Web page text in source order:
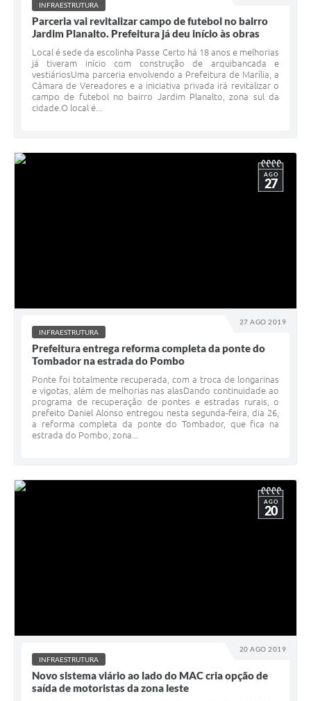
INFRAESTRUTURA
Parceria vai revitalizar campo de futebol no bairro
Jardim Planalto. Prefeitura já deu início às obras
Local é sede da escolinha Passe Certo há 18 anos e melhorias
já tiveram início com construção de arquibancada e
vestiáriosUma parceria envolvendo a Prefeitura de Marília, a
Câmara de Vereadores e a iniciativa privada irá revitalizar o
campo de futebol no bairro Jardim Planalto, zona sul da
cidade.O local é...
27 AGO 2019
AGO
27
INFRAESTRUTURA
Prefeitura entrega reforma completa da ponte do
Tombador na estrada do Pombo
Ponte foi totalmente recuperada, com a troca de longarinas
e vigotas, além de melhorias nas alasDando continuidade ao
programa de recuperação de pontes e estradas rurais, o
prefeito Daniel Alonso entregou nesta segunda-feira, dia 26,
a reforma completa da ponte do Tombador, que fica na
estrada do Pombo, zona...
20 AGO 2019
AGO
20
INFRAESTRUTURA
Novo sistema viário ao lado do MAC cria opção de
saída de motoristas da zona leste